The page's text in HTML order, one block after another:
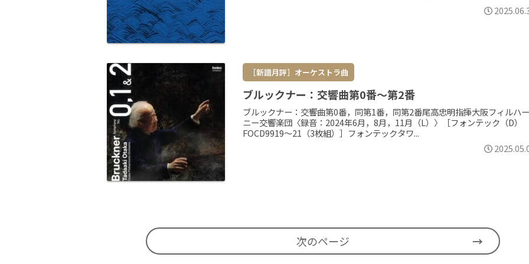
［新譜月評］オーケストラ曲
ブルックナー：交響曲第0番～第2番
ブルックナー：交響曲第0番，同第1番，同第2番尾高忠明指揮大阪フィルハ
ニー交響楽団〈録音：2024年6月，8月，11月（L）〉［フォンテック（D）
FOCD9919～21（3枚組）］フォンテックタワ...
次のページ